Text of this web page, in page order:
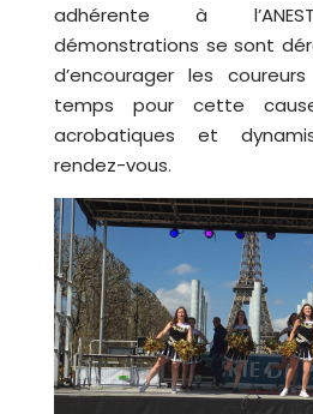
adhérente à
démonstrations se sont
d’encourager les
temps pour cette
acrobatiques et
rendez-vous.